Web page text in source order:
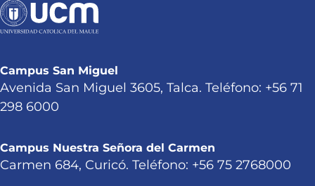
Campus San Miguel
Avenida San Miguel 3605, Talca. Teléfono: +56 71
298 6000
Campus Nuestra Señora del Carmen
Carmen 684, Curicó. Teléfono: +56 75 2768000